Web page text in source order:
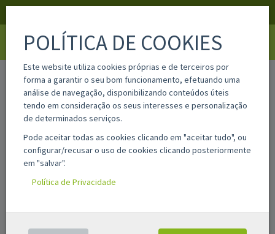
home in332496
POLÍTICA DE COOKIES
Este website utiliza cookies próprias e de terceiros por
forma a garantir o seu bom funcionamento, efetuando uma
análise de navegação, disponibilizando conteúdos úteis
tendo em consideração os seus interesses e personalização
de determinados serviços.
Pode aceitar todas as cookies clicando em "aceitar tudo", ou
configurar/recusar o uso de cookies clicando posteriormente
em "salvar".
Política de Privacidade